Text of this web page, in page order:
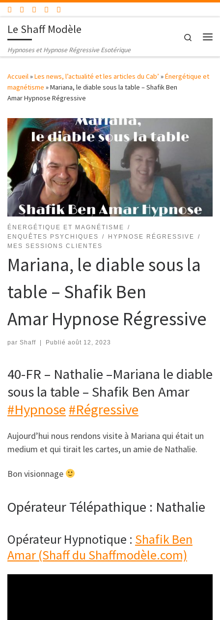
Passer au contenu
Le Shaff Modèle
Hypnoses et Hypnose Régressive Esotérique
Search
Accueil»Les news, l’actualité et les articles du Cab’ »Énergétique et
magnétisme »Mariana, le diable sous la table – Shafik Ben
Amar Hypnose Régressive
ÉNERGÉTIQUE ET MAGNÉTISME
ENQUÊTES PSYCHIQUES
HYPNOSE RÉGRESSIVE
MES SESSIONS CLIENTES
Mariana, le diable sous la
table – Shafik Ben
Amar Hypnose Régressive
par Shaff | Publié août 12, 2023
40-FR – Nathalie –Mariana le diable
sous la table – Shafik Ben Amar
#Hypnose #Régressive
Aujourd’hui nous rendons visite à Mariana qui était un
medium et qui tirait les cartes, un amie de Nathalie.
Bon visionnage
Opérateur Télépathique : Nathalie
Opérateur Hypnotique : Shafik Ben
Amar (Shaff du Shaffmodèle.com)